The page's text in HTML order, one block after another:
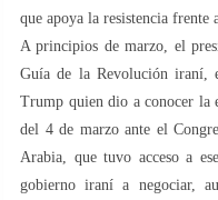
que apoya la resistencia frente
A principios de marzo, el
Guía de la Revolución iraní,
Trump quien dio a conocer la
del 4 de marzo ante el
Arabia, que tuvo acceso a
gobierno iraní a negociar,